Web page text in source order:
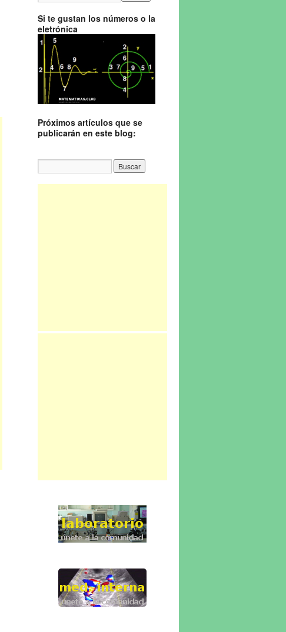
Si te gustan los números o la
eletrónica
Próximos artículos que se
publicarán en este blog: